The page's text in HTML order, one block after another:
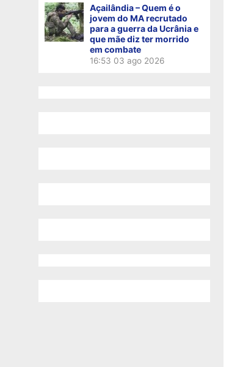
Açailândia – Quem é o
jovem do MA recrutado
para a guerra da Ucrânia e
que mãe diz ter morrido
em combate
16:53 03 ago 2026